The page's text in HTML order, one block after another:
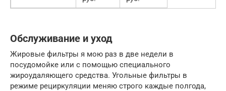
Обслуживание и уход
Жировые фильтры я мою раз в две недели в
посудомойке или с помощью специального
жироудаляющего средства. Угольные фильтры в
режиме рециркуляции меняю строго каждые полгода,